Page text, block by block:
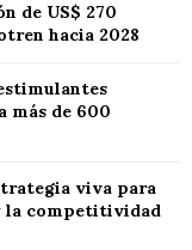
de US$ 270
hacia 2028
más de 600
viva para
la competitividad